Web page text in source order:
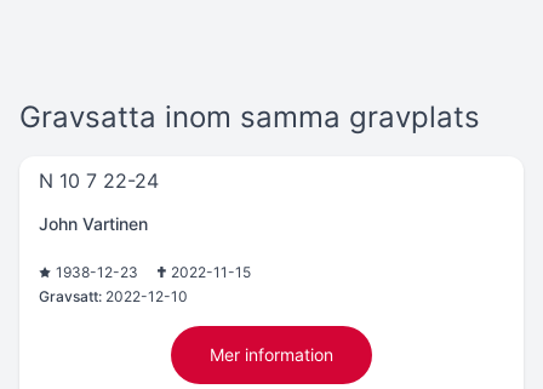
Gravsatta inom samma gravplats
N 10 7 22-24
John Vartinen
1938-12-23
2022-11-15
Gravsatt: 2022-12-10
Mer information